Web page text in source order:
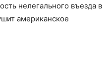
нелегального въезда в
американское